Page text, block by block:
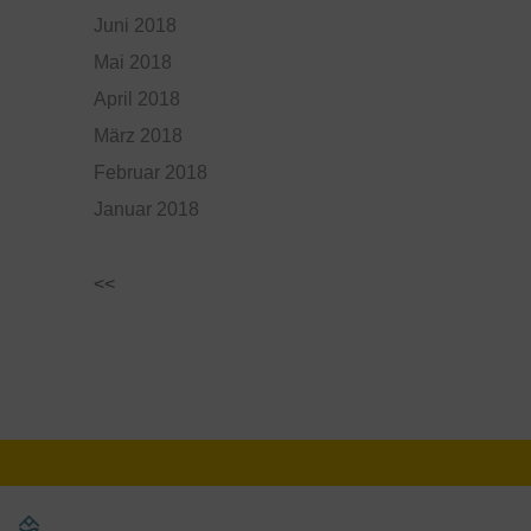
Juni 2018
Mai 2018
April 2018
März 2018
Februar 2018
Januar 2018
<<